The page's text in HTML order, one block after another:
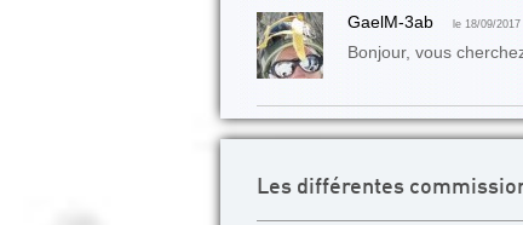
GaelM-3ab le 18/09/2017
Bonjour, vous
Les différentes